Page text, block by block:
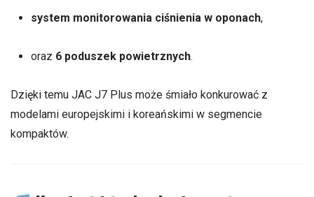
system monitorowania ciśnienia w oponach,
oraz 6 poduszek powietrznych.
Dzięki temu JAC J7 Plus może śmiało konkurować z
modelami europejskimi i koreańskimi w segmencie
kompaktów.